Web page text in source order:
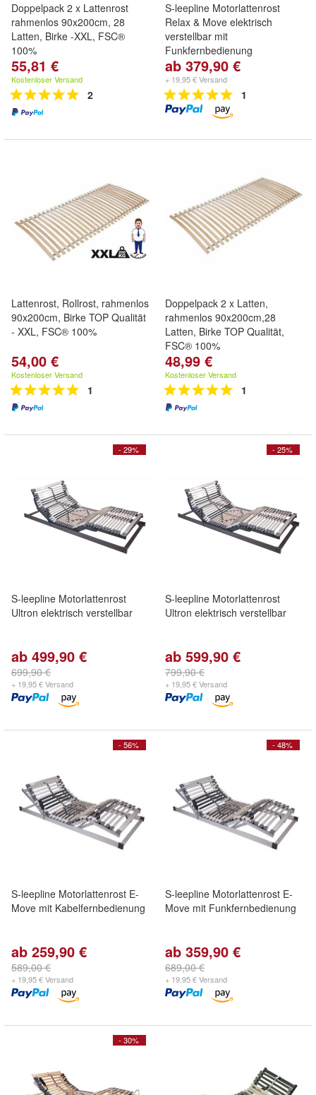
Doppelpack 2 x Lattenrost
rahmenlos 90x200cm, 28
Latten, Birke -XXL, FSC®
100%
55,81 €
Kostenloser Versand
2
S-leepline Motorlattenrost
Relax & Move elektrisch
verstellbar mit
Funkfernbedienung
ab 379,90 €
+ 19,95 € Versand
1
Lattenrost, Rollrost, rahmenlos
90x200cm, Birke TOP Qualität
- XXL, FSC® 100%
54,00 €
Kostenloser Versand
1
Doppelpack 2 x Latten,
rahmenlos 90x200cm,28
Latten, Birke TOP Qualität,
FSC® 100%
48,99 €
Kostenloser Versand
1
- 29%
S-leepline Motorlattenrost
Ultron elektrisch verstellbar
ab 499,90 €
699,90 €
+ 19,95 € Versand
- 25%
S-leepline Motorlattenrost
Ultron elektrisch verstellbar
ab 599,90 €
799,90 €
+ 19,95 € Versand
- 56%
S-leepline Motorlattenrost E-
Move mit Kabelfernbedienung
ab 259,90 €
589,00 €
+ 19,95 € Versand
- 48%
S-leepline Motorlattenrost E-
Move mit Funkfernbedienung
ab 359,90 €
689,00 €
+ 19,95 € Versand
- 30%